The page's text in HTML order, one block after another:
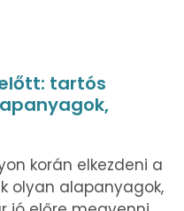
tartós
korán elkezdeni a
olyan alapanyagok,